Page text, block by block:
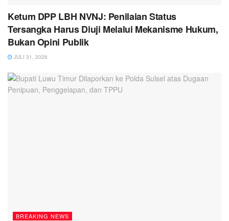
Ketum DPP LBH NVNJ: Penilaian Status
Tersangka Harus Diuji Melalui Mekanisme Hukum,
Bukan Opini Publik
JULI 31, 2026
BREAKING NEWS